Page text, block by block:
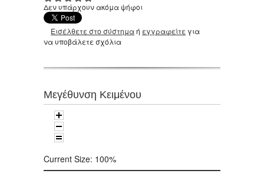
Δεν υπάρχουν ακόμα ψήφοι
Εισέλθετε στο σύστημαή εγγραφείτε για
να υποβάλετε σχόλια
Μεγέθυνση Κειμένου
Current Size: 100%